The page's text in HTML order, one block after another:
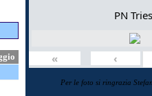
PN
« ‹
Per le foto si ringrazia